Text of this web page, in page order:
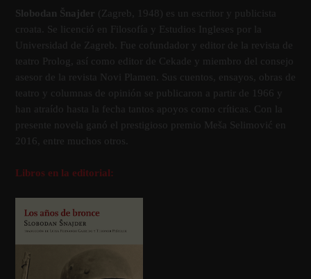
Slobodan Šnajder (Zagreb, 1948) es un escritor y publicista
croata. Se licenció en Filosofía y Estudios Ingleses por la
Universidad de Zagreb. Fue cofundador y editor de la revista de
teatro Prolog, así como editor de Cekade y miembro del consejo
asesor de la revista Novi Plamen. Sus cuentos, ensayos, obras de
teatro y columnas de opinión se publicaron a partir de 1966 y
han atraído hasta la fecha tantos apoyos como críticas. Con la
presente novela ganó el prestigioso premio Meša Selimović en
2016, entre muchos otros.
Libros en la editorial: